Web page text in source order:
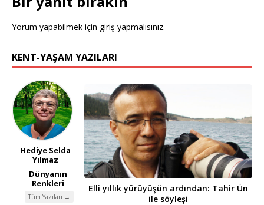
Yorum yapabilmek için giriş yapmalısınız.
KENT-YAŞAM YAZILARI
Hediye Selda
Yılmaz
Dünyanın
Renkleri
Tüm Yazıları →
Elli yıllık yürüyüşün ardından: Tahir Ün
ile söyleşi